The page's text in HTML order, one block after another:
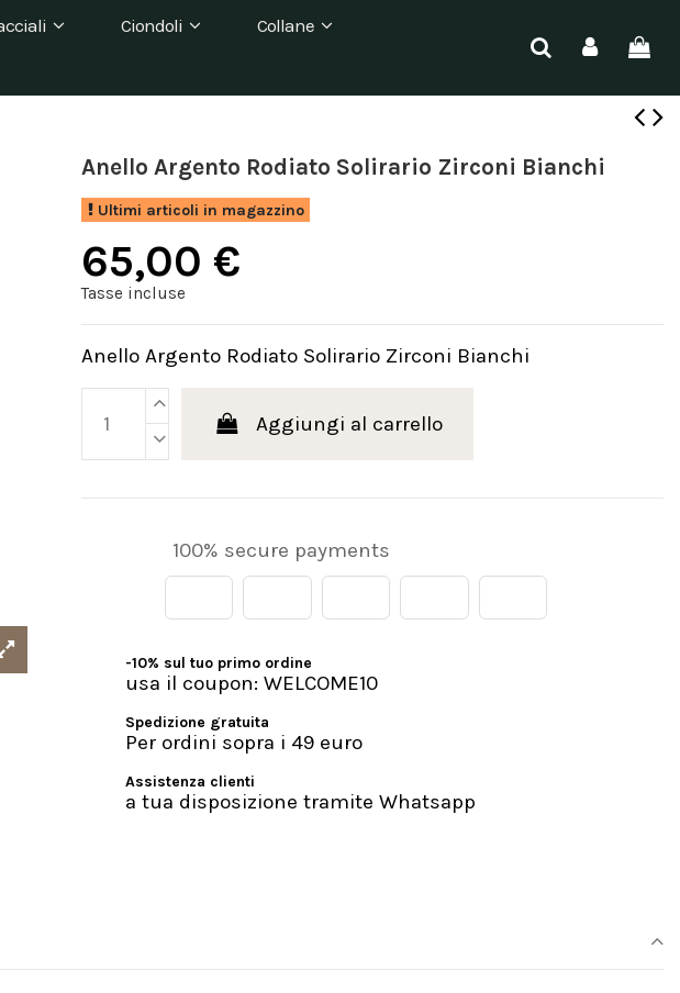
Ciondoli
Collane
Anello Argento Rodiato Solirario Zirconi Bianchi
Ultimi articoli in magazzino
65,00 €
Tasse incluse
Anello Argento Rodiato Solirario Zirconi Bianchi
Aggiungi al carrello
100% secure payments
-10% sul tuo primo ordine
usa il coupon: WELCOME10
Spedizione gratuita
Per ordini sopra i 49 euro
Assistenza clienti
a tua disposizione tramite Whatsapp